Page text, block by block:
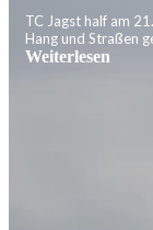
TC Jagst half am
Hang und Straßen
Weiterlesen